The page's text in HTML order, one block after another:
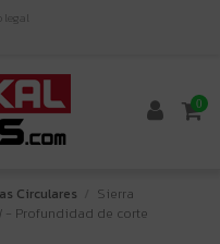
legal
0
Circulares
Sierra
- Profundidad de corte